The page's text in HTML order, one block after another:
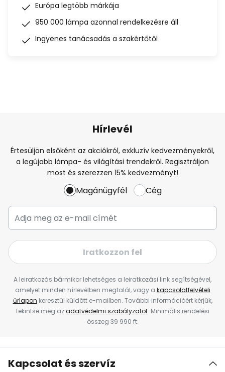
Európa legtöbb márkája
950 000 lámpa azonnal rendelkezésre áll
Ingyenes tanácsadás a szakértőtől
Hírlevél
Értesüljön elsőként az akciókról, exkluzív kedvezményekről,
a legújabb lámpa- és világítási trendekről. Regisztráljon
most és szerezzen 15% kedvezményt!
Magánügyfél Cég
Iratkozzon fel
A leiratkozás bármikor lehetséges a leiratkozási link segítségével,
amelyet minden hírlevélben megtalál, vagy a kapcsolatfelvételi
űrlapon keresztül küldött e-mailben. További információért kérjük,
tekintse meg azadatvédelmi szabályzatot. Minimális rendelési
összeg 39 990 ft.
Kapcsolat és szervíz